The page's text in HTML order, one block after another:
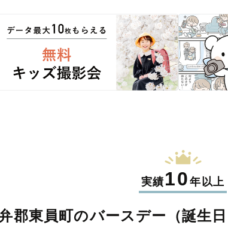
実績10年以上
郡東員町のバースデー（誕生